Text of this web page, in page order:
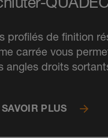
profilés de finition
carrée vous
angles droits
SAVOIR PLUS